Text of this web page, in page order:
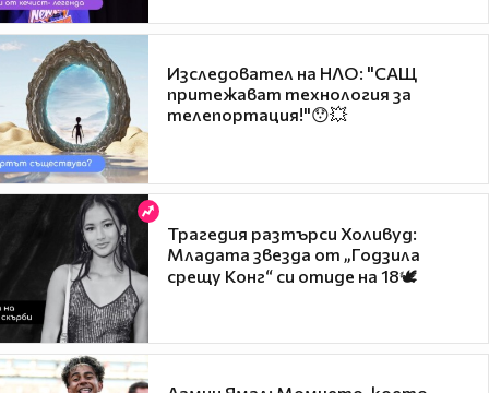
Изследовател на НЛО: "САЩ
притежават технология за
телепортация!"😯💥
Трагедия разтърси Холивуд:
Младата звезда от „Годзила
срещу Конг“ си отиде на 18🕊️